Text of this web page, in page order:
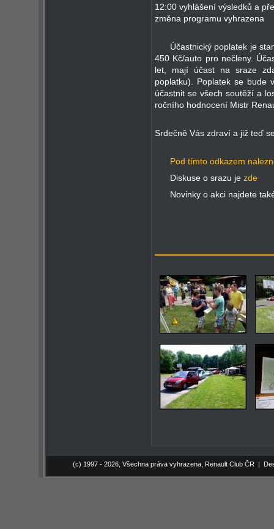
12:00 vyhlášení výsledků a
změna programu vyhrazena
Účastnický poplatek je
450 Kč/auto pro nečleny.
let, mají účast na sraze
poplatku). Poplatek se bude
účastnit se všech soutěží a
ročního hodnocení Mistr
Srdečně Vás zdraví a již teď
Pod tímto odkazem
Diskuse o srazu je zde
Novinky o akci najdete
(c) 1997 - 2026, Všechna práva vyhrazena, Renault Club ČR |